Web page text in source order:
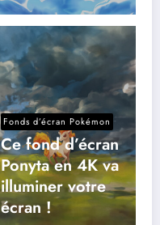
Fonds d’écran Pokémon
Ce fond d’écran
Ponyta en 4K va
illuminer votre
écran !